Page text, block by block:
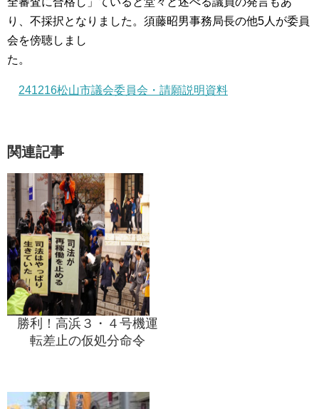
り、不採択となりました。須藤昭男事務局長の他5人が委員
会を傍聴しまし
た。
241216松山市議会委員会・請願説明資料
関連記事
勝利！高浜３・４号機運
転差止の仮処分命令